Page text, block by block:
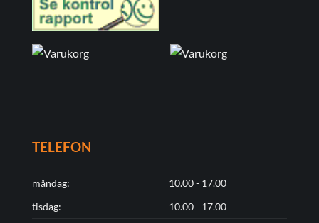
TELEFON
måndag:
10.00 - 17.00
tisdag:
10.00 - 17.00